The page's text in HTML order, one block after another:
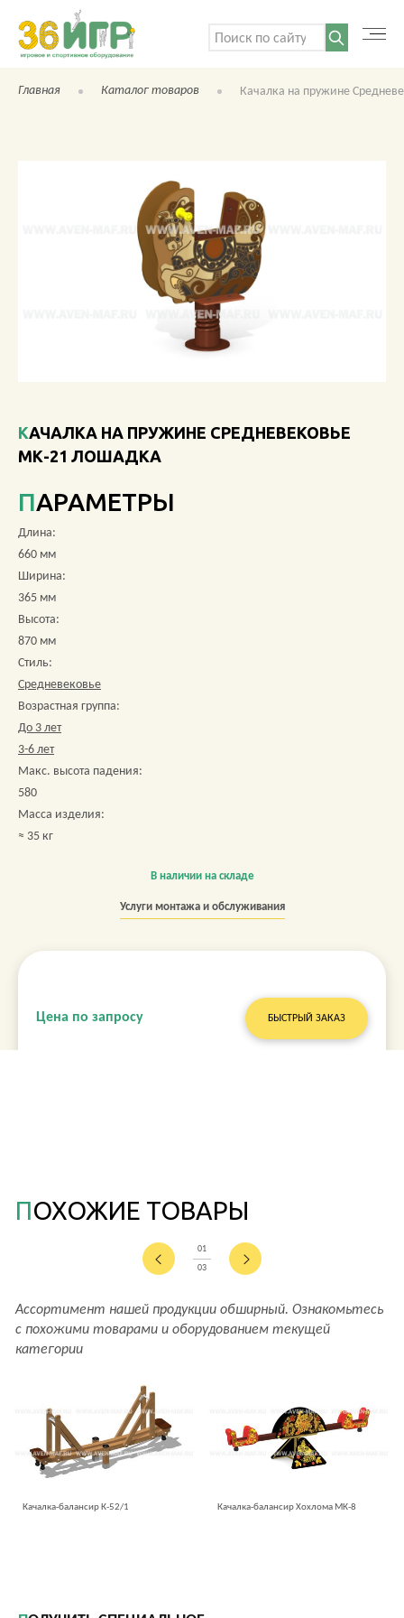
О КОМПАНИИ
Поиск:
Главная Каталог товаров Качалка на пружине
КАЧАЛКА НА ПРУЖИНЕ СРЕДНЕВЕКОВЬЕ
МК-21 ЛОШАДКА
ПАРАМЕТРЫ
Длина:
660 мм
Ширина:
365 мм
Высота:
870 мм
Стиль:
Средневековье
Возрастная группа:
До 3 лет
3-6 лет
Макс. высота падения:
580
Масса изделия:
≈ 35 кг
В наличии на складе
Услуги монтажа и обслуживания
Цена по запросу БЫСТРЫЙ ЗАКАЗ
ПОХОЖИЕ ТОВАРЫ
Ассортимент нашей продукции обширный. Ознакомьтесь
с похожими товарами и оборудованием текущей
категории
01
03
Качалка-балансир К-52/1 Качалка-балансир Хохлома МК-8